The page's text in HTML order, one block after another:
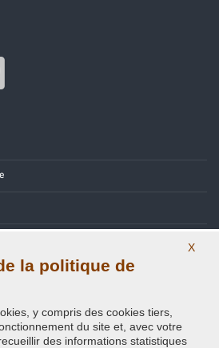
X
la politique de
y compris des cookies tiers,
du site et, avec votre
des informations statistiques